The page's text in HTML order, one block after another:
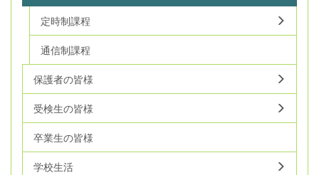
定時制課程
通信制課程
保護者の皆様
受検生の皆様
卒業生の皆様
学校生活